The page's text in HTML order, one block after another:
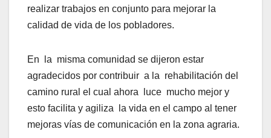
realizar trabajos en conjunto para mejorar la
calidad de vida de los pobladores.
En la misma comunidad se dijeron estar
agradecidos por contribuir a la rehabilitación del
camino rural el cual ahora luce mucho mejor y
esto facilita y agiliza la vida en el campo al tener
mejoras vías de comunicación en la zona agraria.